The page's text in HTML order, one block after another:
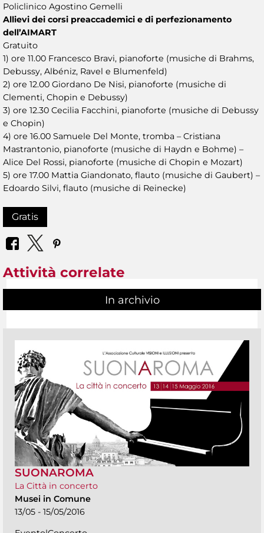
Policlinico Agostino Gemelli
Allievi dei corsi preaccademici e di perfezionamento
dell’AIMART
Gratuito
1) ore 11.00 Francesco Bravi, pianoforte (musiche di Brahms,
Debussy, Albéniz, Ravel e Blumenfeld)
2) ore 12.00 Giordano De Nisi, pianoforte (musiche di
Clementi, Chopin e Debussy)
3) ore 12.30 Cecilia Facchini, pianoforte (musiche di Debussy
e Chopin)
4) ore 16.00 Samuele Del Monte, tromba – Cristiana
Mastrantonio, pianoforte (musiche di Haydn e Bohme) –
Alice Del Rossi, pianoforte (musiche di Chopin e Mozart)
5) ore 17.00 Mattia Giandonato, flauto (musiche di Gaubert) –
Edoardo Silvi, flauto (musiche di Reinecke)
Gratis
Attività correlate
In archivio
SUONAROMA
La Città in concerto
Musei in Comune
13/05 - 15/05/2016